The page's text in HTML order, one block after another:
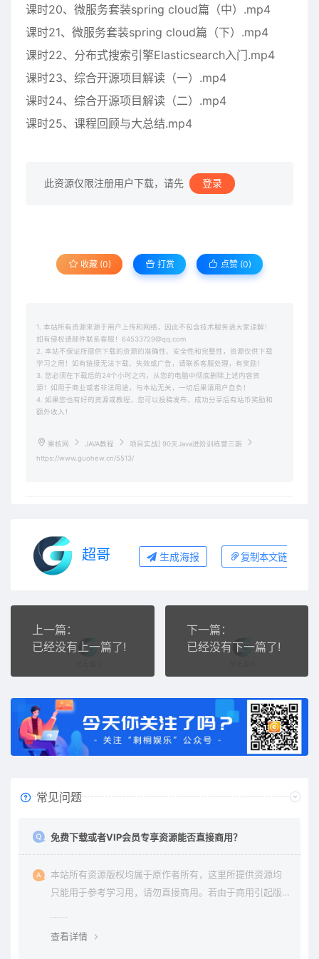
课时20、微服务套装spring cloud篇（中）.mp4
课时21、微服务套装spring cloud篇（下）.mp4
课时22、分布式搜索引擎Elasticsearch入门.mp4
课时23、综合开源项目解读（一）.mp4
课时24、综合开源项目解读（二）.mp4
课时25、课程回顾与大总结.mp4
此资源仅限注册用户下载，请先 登录
收藏 (0) 打赏 点赞 (0)
1. 本站所有资源来源于用户上传和网络，因此不包含技术服务请大家谅解！
如有侵权请邮件联系客服！64533729@qq.com
2. 本站不保证所提供下载的资源的准确性、安全性和完整性，资源仅供下载
学习之用！如有链接无法下载、失效或广告，请联系客服处理，有奖励！
3. 您必须在下载后的24个小时之内，从您的电脑中彻底删除上述内容资
源！如用于商业或者非法用途，与本站无关，一切后果请用户自负！
4. 如果您也有好的资源或教程，您可以投稿发布，成功分享后有站币奖励和
额外收入！
果核网 JAVA教程
项目实战] 90天Java进阶训练营三期
https://www.guohew.cn/5513/
超哥 生成海报 复制本文链接
上一篇：
已经没有上一篇了!
下一篇：
已经没有下一篇了!
常见问题
免费下载或者VIP会员专享资源能否直接商用？
本站所有资源版权均属于原作者所有，这里所提供资源均
只能用于参考学习用，请勿直接商用。若由于商用引起版
查看详情